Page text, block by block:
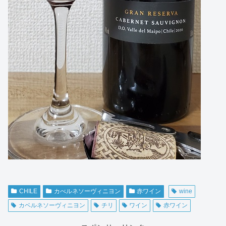
CHILE カべルネソーヴィニヨン 赤ワイン
wine
カベルネソーヴィニヨン
チリ ワイン 赤ワイン